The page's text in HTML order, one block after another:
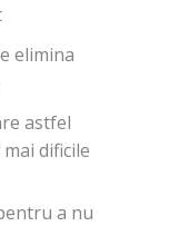
elimina
astfel
dificile
a nu